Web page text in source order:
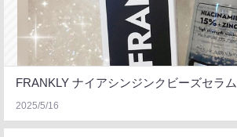
FRANKLY ナイアシンジンクビーズセラム
2025/5/16